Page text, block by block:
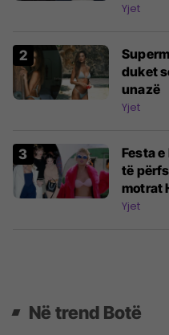
Yjet
duket
unazë
Yjet
Festa
të
motrat
Yjet
Në trend Botë